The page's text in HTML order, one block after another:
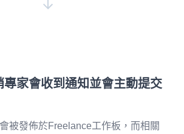
專家會收到通知並會主動提交
被發佈於Freelance工作板，而相關